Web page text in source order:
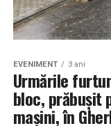
EVENIMENT 3 ani
Urmările
bloc, prăbușit
mașini, în